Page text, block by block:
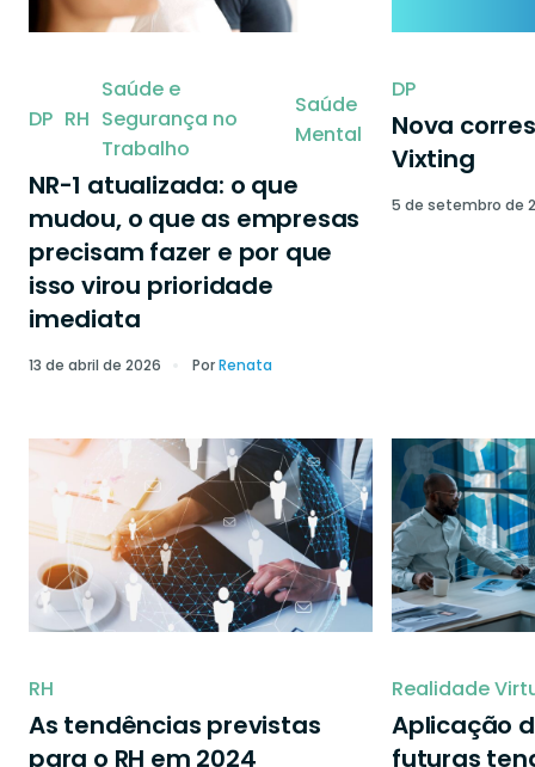
DP RH
Saúde e
Segurança no
Trabalho
Saúde
Mental
NR-1 atualizada: o que
mudou, o que as empresas
precisam fazer e por que
isso virou prioridade
imediata
13 de abril de 2026 PorRenata
DP
Nova
Vixting
5 de setembro de
RH
As tendências previstas
para o RH em 2024
Realidade
Aplicação
futuras